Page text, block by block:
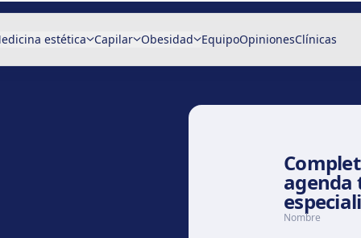
estética Capilar Obesidad EquipoOpinionesClínicas
agenda
Nombre